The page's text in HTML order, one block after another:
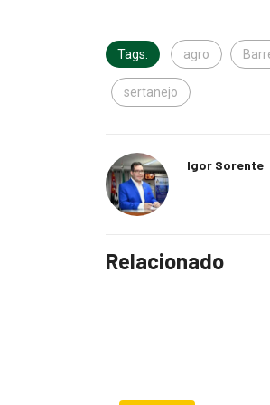
Tags: agro
sertanejo
Igor Sorente
Relacionado